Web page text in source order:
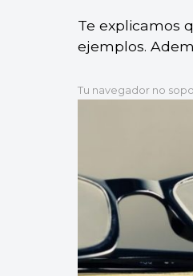
Te explicamos
ejemplos.
Tu navegador no